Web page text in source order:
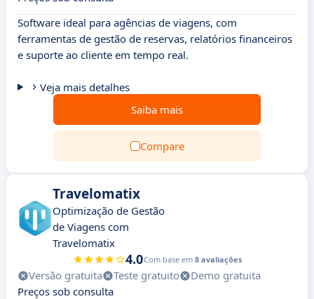
Software ideal para agências de viagens, com
ferramentas de gestão de reservas, relatórios financeiros
e suporte ao cliente em tempo real.
Veja mais detalhes
Saiba mais
Compare
Travelomatix
Optimização de Gestão
de Viagens com
Travelomatix
4.0Com base em 8 avaliações
Versão gratuita Teste gratuito
Demo gratuita
Preços sob consulta